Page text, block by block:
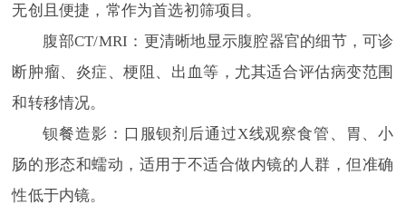
无创且便捷，常作为首选初筛项目。
腹部CT/MRI：更清晰地显示腹腔器官的细节，可诊
断肿瘤、炎症、梗阻、出血等，尤其适合评估病变范围
和转移情况。
钡餐造影：口服钡剂后通过X线观察食管、胃、小
肠的形态和蠕动，适用于不适合做内镜的人群，但准确
性低于内镜。